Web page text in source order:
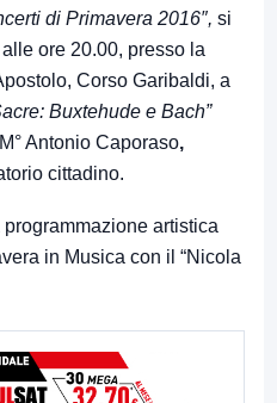
di Primavera 2016″, si
ore 20.00, presso la
Corso Garibaldi, a
Buxtehude e Bach”
Antonio Caporaso,
cittadino.
artistica
in Musica con il “Nicola